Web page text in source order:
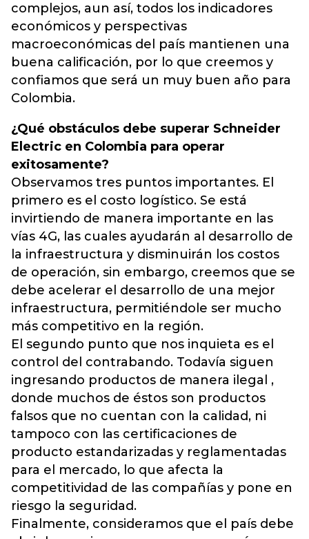
complejos, aun así, todos los indicadores
económicos y perspectivas
macroeconómicas del país mantienen una
buena calificación, por lo que creemos y
confiamos que será un muy buen año para
Colombia.
¿Qué obstáculos debe superar Schneider
Electric en Colombia para operar
exitosamente?
Observamos tres puntos importantes. El
primero es el costo logístico. Se está
invirtiendo de manera importante en las
vías 4G, las cuales ayudarán al desarrollo de
la infraestructura y disminuirán los costos
de operación, sin embargo, creemos que se
debe acelerar el desarrollo de una mejor
infraestructura, permitiéndole ser mucho
más competitivo en la región.
El segundo punto que nos inquieta es el
control del contrabando. Todavía siguen
ingresando productos de manera ilegal ,
donde muchos de éstos son productos
falsos que no cuentan con la calidad, ni
tampoco con las certificaciones de
producto estandarizadas y reglamentadas
para el mercado, lo que afecta la
competitividad de las compañías y pone en
riesgo la seguridad.
Finalmente, consideramos que el país debe